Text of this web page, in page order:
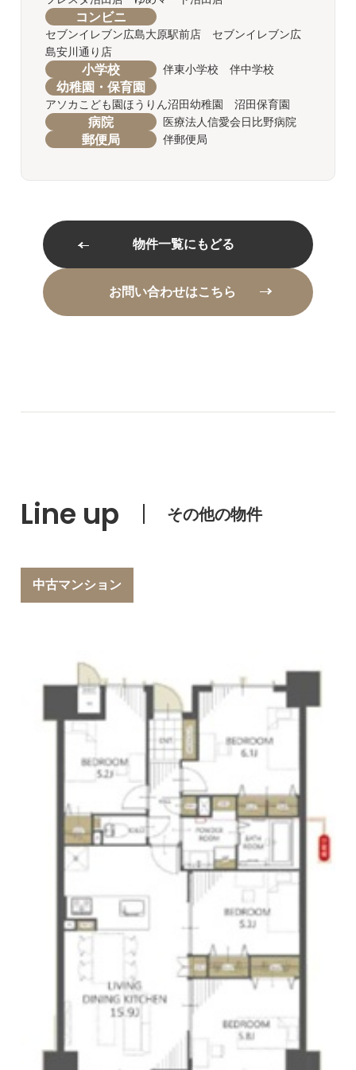
コンビニ
セブンイレブン広島大原駅前店 セブンイレブン広
島安川通り店
小学校 伴東小学校 伴中学校
幼稚園・保育園
アソカこども園ほうりん沼田幼稚園 沼田保育園
病院 医療法人信愛会日比野病院
郵便局 伴郵便局
物件一覧にもどる
お問い合わせはこちら
Line up その他の物件
中古マンション